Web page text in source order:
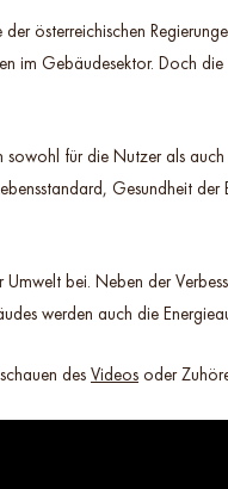
österreichischen
im Gebäudesektor. Doch die
sowohl für die Nutzer als
Gesundheit der
bei. Neben der
werden auch die
des Videos oder